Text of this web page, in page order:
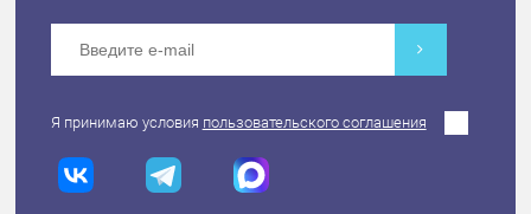
Я принимаю условия пользовательского соглашения